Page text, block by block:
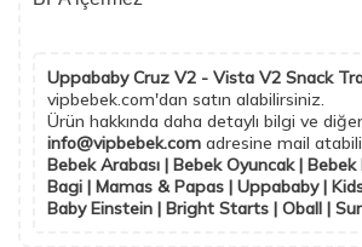
Uppababy Cruz V2 - Vista V2 Snack
vipbebek.com'dan satın alabilirsiniz.
Ürün hakkında daha detaylı bilgi ve
info@vipbebek.com adresine mail
Bebek Arabası | Bebek Oyuncak |
Bagi | Mamas & Papas | Uppababy |
Baby Einstein | Bright Starts | Oball |